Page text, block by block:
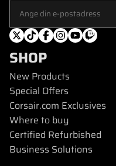
SHOP
New Products
Special Offers
Corsair.com Exclusives
Where to buy
Certified Refurbished
Business Solutions